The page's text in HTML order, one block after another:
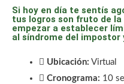
Si hoy en día te sentís
tus logros son fruto de
empezar a establecer
al síndrome del impostor
Ubicación: Virtual
Cronograma: 10